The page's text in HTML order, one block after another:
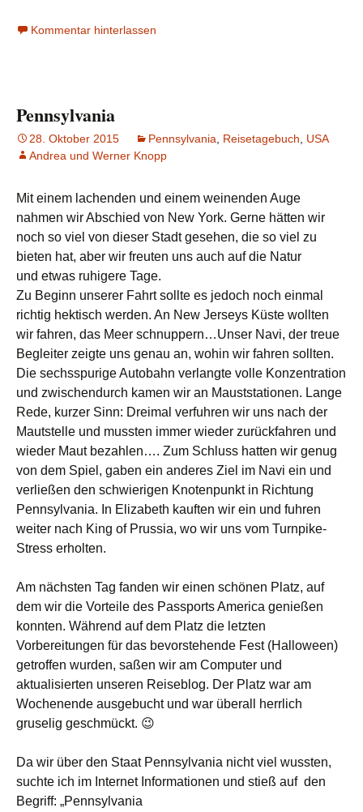
Kommentar hinterlassen
Pennsylvania
28. Oktober 2015 Pennsylvania Reisetagebuch
USA
Andrea und Werner Knopp
Mit einem lachenden und einem weinenden Auge
nahmen wir Abschied von New York. Gerne hätten wir
noch so viel von dieser Stadt gesehen, die so viel zu
bieten hat, aber wir freuten uns auch auf die Natur
und etwas ruhigere Tage.
Zu Beginn unserer Fahrt sollte es jedoch noch einmal
richtig hektisch werden. An New Jerseys Küste wollten
wir fahren, das Meer schnuppern…Unser Navi, der treue
Begleiter zeigte uns genau an, wohin wir fahren sollten.
Die sechsspurige Autobahn verlangte volle Konzentration
und zwischendurch kamen wir an Mauststationen. Lange
Rede, kurzer Sinn: Dreimal verfuhren wir uns nach der
Mautstelle und mussten immer wieder zurückfahren und
wieder Maut bezahlen…. Zum Schluss hatten wir genug
von dem Spiel, gaben ein anderes Ziel im Navi ein und
verließen den schwierigen Knotenpunkt in Richtung
Pennsylvania. In Elizabeth kauften wir ein und fuhren
weiter nach King of Prussia, wo wir uns vom Turnpike-
Stress erholten.
Am nächsten Tag fanden wir einen schönen Platz, auf
dem wir die Vorteile des Passports America genießen
konnten. Während auf dem Platz die letzten
Vorbereitungen für das bevorstehende Fest (Halloween)
getroffen wurden, saßen wir am Computer und
aktualisierten unseren Reiseblog. Der Platz war am
Wochenende ausgebucht und war überall herrlich
gruselig geschmückt. 😉
Da wir über den Staat Pennsylvania nicht viel wussten,
suchte ich im Internet Informationen und stieß auf den
Begriff: „Pennsylvania